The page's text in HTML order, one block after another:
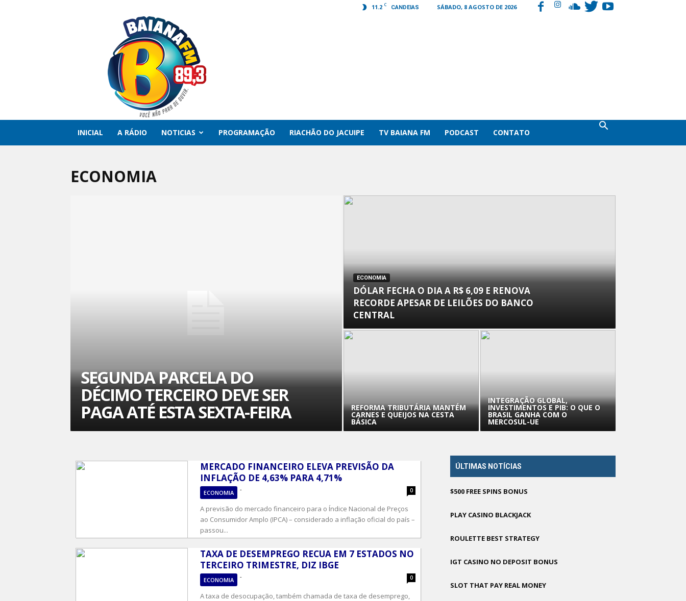
11.2 C CANDEIAS SÁBADO, 8 AGOSTO DE 2026
Baiana
INICIAL A RÁDIO NOTICIAS PROGRAMAÇÃO RIACHÃO DO JACUIPE TV BAIANA FM PODCAST CONTATO
ECONOMIA
SEGUNDA PARCELA DO
DÉCIMO TERCEIRO DEVE SER
PAGA ATÉ ESTA SEXTA-FEIRA
ECONOMIA
DÓLAR FECHA O DIA A R$ 6,09 E RENOVA
RECORDE APESAR DE LEILÕES DO BANCO
CENTRAL
REFORMA TRIBUTÁRIA MANTÉM
CARNES E QUEIJOS NA CESTA
BÁSICA
INTEGRAÇÃO GLOBAL,
INVESTIMENTOS E PIB: O QUE O
BRASIL GANHA COM O
MERCOSUL-UE
MERCADO FINANCEIRO ELEVA PREVISÃO DA
INFLAÇÃO DE 4,63% PARA 4,71%
ECONOMIA - 0
A previsão do mercado financeiro para o Índice Nacional de Preços
ao Consumidor Amplo (IPCA) – considerado a inflação oficial do país –
passou...
TAXA DE DESEMPREGO RECUA EM 7 ESTADOS NO
TERCEIRO TRIMESTRE, DIZ IBGE
ECONOMIA - 0
A taxa de desocupação, também chamada de taxa de desemprego,
ÚLTIMAS NOTÍCIAS
$500 FREE SPINS BONUS
PLAY CASINO BLACKJACK
ROULETTE BEST STRATEGY
IGT CASINO NO DEPOSIT BONUS
SLOT THAT PAY REAL MONEY